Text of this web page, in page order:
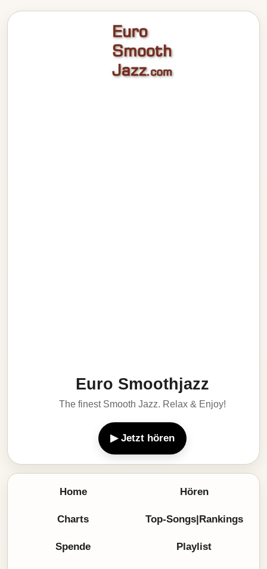
Euro Smoothjazz
The finest Smooth Jazz. Relax & Enjoy!
▶ Jetzt hören
Home Hören
Charts Top-Songs|Rankings
Spende Playlist